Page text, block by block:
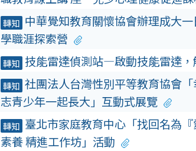
轉知 中華覺知教育關懷協會辦理成大
學職涯探索營
轉知 技能雷達偵測站—啟動技能雷達
轉知 社團法人台灣性別平等教育協會
志青少年一起長大」互動式展覽
轉知 臺北市家庭教育中心「找回名為
素養 精進工作坊」活動